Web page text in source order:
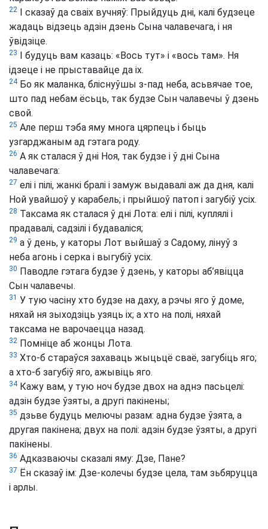
22
І сказаў да сваіх вучняў: Прыйдуць дні, калі будзеце
жадаць відзець адзін дзень Сына чалавечага, і ня
ўвідзіце.
23
І будуць вам казаць: «Вось тут» і «вось там». Ня
ідзеце і не прыставайце да іх.
24Бо як маланка, бліснуўшы з-пад неба, асьвячае тое,
што пад небам ёсьць, так будзе Сын чалавечы ў дзень
свой.
25 Але перш тэба яму многа цярпець і быць
узгарджаным ад гэтага роду.
26 А як сталася ў дні Ноя, так будзе і ў дні Сына
чалавечага:
27 елі і пілі, жанкі бралі і замуж выдавалі аж да дня, калі
Ной увайшоў у карабель; і прыйшоў патоп і загубіў усіх.
28 Таксама як сталася ў дні Лота: елі і пілі, куплялі і
прадавалі, садзілі і будаваліся;
29 а ў день, у каторы Лот выйшаў з Садому, лінуў з
неба агонь і серка і выгубіў усіх.
30 Паводле гэтага будзе ў дзень, у каторы аб’явіцца
Сын чалавечы.
31 У тую часіну хто будзе на даху, а рэчы яго ў доме,
няхай ня зыходзіць узяць іх; а хто на полі, няхай
таксама не варочаецца назад.
32 Помніце аб жонцы Лота.
33 Хто-б стараўся захаваць жыцьцё сваё, загубіць яго;
а хто-б загубіў яго, ажывіць яго.
34Кажу вам, у тую ноч будзе двох на аднэ пасьцелі:
адзін будзе ўзяты, а другі пакінены;
35 дзьве будуць мелючы разам: адна будзе ўзята, а
другая пакінена; двух на полі: адзін будзе ўзяты, а другі
пакінены.
36 Адказваючы сказалі яму: Дзе, Пане?
37 Ён сказаў ім: Дзе-колечы будзе цела, там зьбяруцца
і арлы.